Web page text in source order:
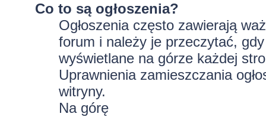
Co to są ogłoszenia?
Ogłoszenia często zawierają
forum i należy je przeczytać,
wyświetlane na górze każdej
Uprawnienia zamieszczania
witryny.
Na górę